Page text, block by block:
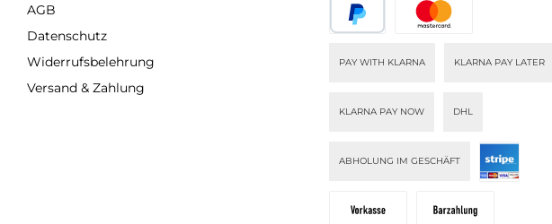
AGB
Datenschutz
Widerrufsbelehrung
Versand & Zahlung
PAY WITH KLARNA KLARNA PAY LATER
KLARNA PAY NOW DHL
ABHOLUNG IM GESCHÄFT